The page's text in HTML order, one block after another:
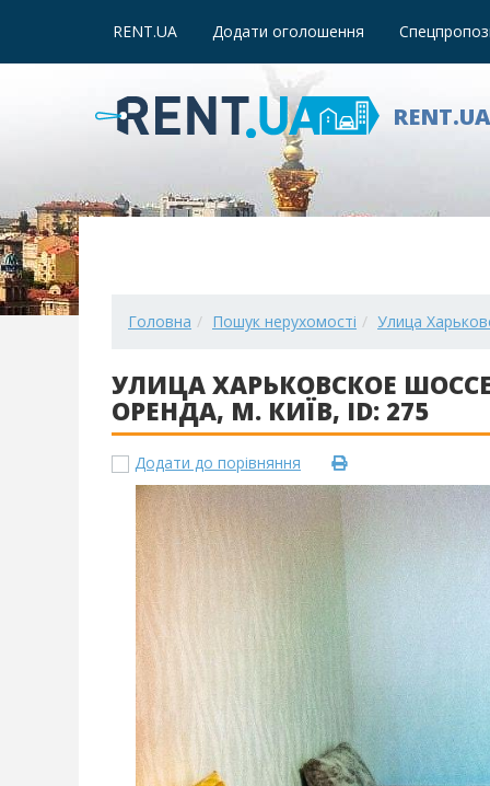
RENT.UA Додати оголошення
Головна Пошук нерухомості Улица
УЛИЦА ХАРЬКОВСКОЕ
ОРЕНДА, М. КИЇВ, ID: 275
Додати до порівняння